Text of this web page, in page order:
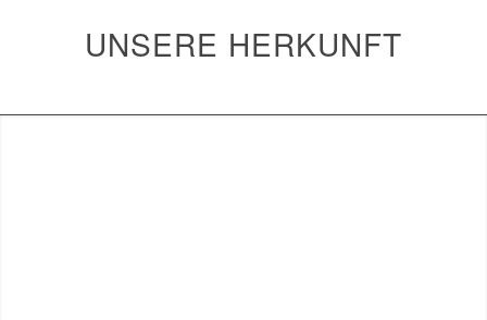
UNSERE HERKUNFT